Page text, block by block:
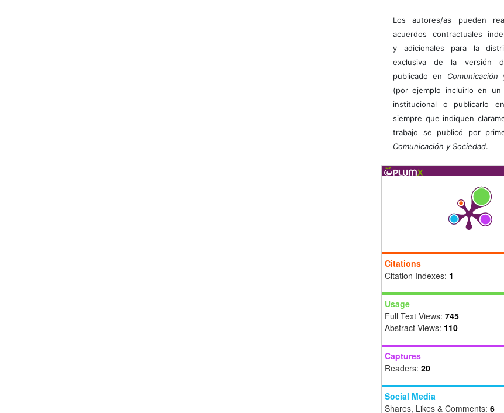
Los autores/as pueden
acuerdos contractuales
y adicionales para la
exclusiva de la versión
publicado en Comunicación
(por ejemplo incluirlo en un
institucional o publicarlo
siempre que indiquen
trabajo se publicó por
Comunicación y Sociedad.
Citations
Citation Indexes: 1
Usage
Full Text Views: 745
Abstract Views: 110
Captures
Readers: 20
Social Media
Shares, Likes & Comments: 6